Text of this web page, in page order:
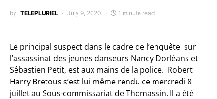
by TELEPLURIEL July 9, 2020 1 minute read
Le principal suspect dans le cadre de l’enquête sur
l’assassinat des jeunes danseurs Nancy Dorléans et
Sébastien Petit, est aux mains de la police. Robert
Harry Bretous s’est lui même rendu ce mercredi 8
juillet au Sous-commissariat de Thomassin. Il a été